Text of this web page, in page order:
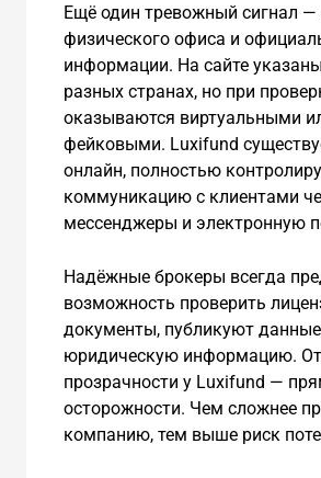
Ещё один тревожный сигнал —
физического офиса и
информации. На сайте
разных странах, но при
оказываются виртуальными
фейковыми. Luxifund
онлайн, полностью
коммуникацию с клиентами
мессенджеры и электронную
Надёжные брокеры всегда
возможность проверить
документы, публикуют данные
юридическую информацию.
прозрачности у Luxifund —
осторожности. Чем сложнее
компанию, тем выше риск